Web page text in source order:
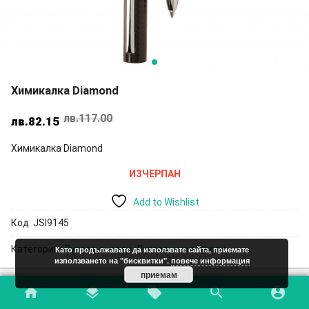
home layers local_offer search account_circle
Химикалка Diamond
лв.117.00Original
лв.82.15
Текущата
Химикалка Diamond
ИЗЧЕРПАН
Add to Wishlist
Код: JSI9145
Категории:Луксозни идеи,Луксозни химикали
Като продължавате да използвате сайта, приемате
използването на "бисквитки". повече информация
приемам